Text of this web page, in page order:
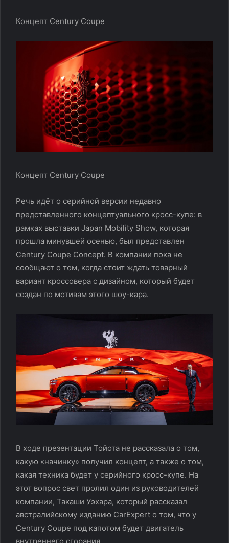
Концепт Century Coupe
Концепт Century Coupe
Речь идёт о серийной версии недавно
представленного концептуального кросс-купе: в
рамках выставки Japan Mobility Show, которая
прошла минувшей осенью, был представлен
Century Coupe Concept. В компании пока не
сообщают о том, когда стоит ждать товарный
вариант кроссовера с дизайном, который будет
создан по мотивам этого шоу-кара.
В ходе презентации Тойота не рассказала о том,
какую «начинку» получил концепт, а также о том,
какая техника будет у серийного кросс-купе. На
этот вопрос свет пролил один из руководителей
компании, Такаши Уэхара, который рассказал
австралийскому изданию CarExpert о том, что у
Century Coupe под капотом будет двигатель